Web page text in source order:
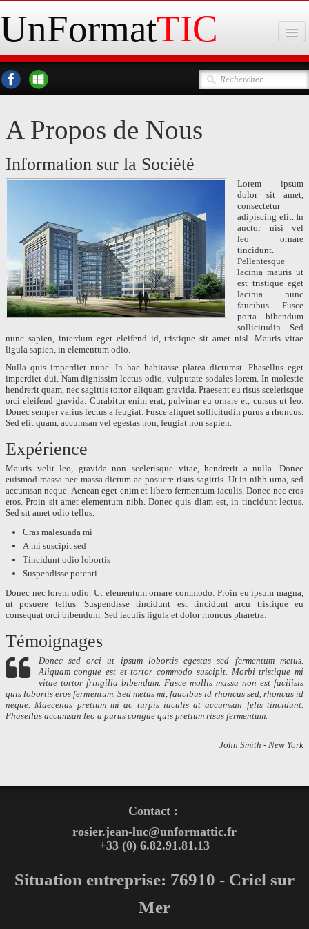
UnFormatTIC
Accueil
Domaines de compétence & Services
A Propos de Nous
Information sur la Société
Lorem ipsum
dolor sit amet,
consectetur
adipiscing elit. In
auctor nisi vel
leo ornare
tincidunt.
Pellentesque
lacinia mauris ut
est tristique eget
lacinia nunc
faucibus. Fusce
porta bibendum
sollicitudin. Sed
nunc sapien, interdum eget eleifend id, tristique sit amet nisl. Mauris vitae
ligula sapien, in elementum odio.
Nulla quis imperdiet nunc. In hac habitasse platea dictumst. Phasellus eget
imperdiet dui. Nam dignissim lectus odio, vulputate sodales lorem. In molestie
hendrerit quam, nec sagittis tortor aliquam gravida. Praesent eu risus scelerisque
orci eleifend gravida. Curabitur enim erat, pulvinar eu ornare et, cursus ut leo.
Donec semper varius lectus a feugiat. Fusce aliquet sollicitudin purus a rhoncus.
Sed elit quam, accumsan vel egestas non, feugiat non sapien.
Expérience
Mauris velit leo, gravida non scelerisque vitae, hendrerit a nulla. Donec
euismod massa nec massa dictum ac posuere risus sagittis. Ut in nibh urna, sed
accumsan neque. Aenean eget enim et libero fermentum iaculis. Donec nec eros
eros. Proin sit amet elementum nibh. Donec quis diam est, in tincidunt lectus.
Sed sit amet odio tellus.
Cras malesuada mi
A mi suscipit sed
Tincidunt odio lobortis
Suspendisse potenti
Donec nec lorem odio. Ut elementum ornare commodo. Proin eu ipsum magna,
ut posuere tellus. Suspendisse tincidunt est tincidunt arcu tristique eu
consequat orci bibendum. Sed iaculis ligula et dolor rhoncus pharetra.
Témoignages
Donec sed orci ut ipsum lobortis egestas sed fermentum metus.
Aliquam congue est et tortor commodo suscipit. Morbi tristique mi
vitae tortor fringilla bibendum. Fusce mollis massa non est facilisis
quis lobortis eros fermentum. Sed metus mi, faucibus id rhoncus sed, rhoncus id
neque. Maecenas pretium mi ac turpis iaculis at accumsan felis tincidunt.
Phasellus accumsan leo a purus congue quis pretium risus fermentum.
John Smith - New York
Contact :
rosier.jean-luc@unformattic.fr
+33 (0) 6.82.91.81.13
Situation entreprise: 76910 - Criel sur
Mer